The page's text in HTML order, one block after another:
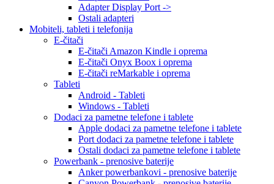
Adapter Display Port ->
Ostali adapteri
Mobiteli, tableti i telefonija
E-čitači
E-čitači Amazon Kindle i oprema
E-čitači Onyx Boox i oprema
E-čitači reMarkable i oprema
Tableti
Android - Tableti
Windows - Tableti
Dodaci za pametne telefone i tablete
Apple dodaci za pametne telefone i tablete
Port dodaci za pametne telefone i tablete
Ostali dodaci za pametne telefone i tablete
Powerbank - prenosive baterije
Anker powerbankovi - prenosive baterije